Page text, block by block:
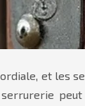
et les